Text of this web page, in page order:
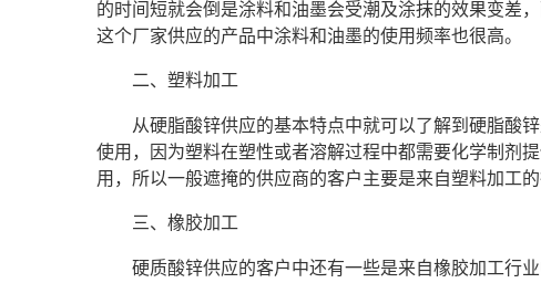
的时间短就会倒是涂料和油墨会受潮及涂抹的效果变差
这个厂家供应的产品中涂料和油墨的使用频率也很高。
二、塑料加工
从硬脂酸锌供应的基本特点中就可以了解到硬脂酸
使用，因为塑料在塑性或者溶解过程中都需要化学制剂
用，所以一般遮掩的供应商的客户主要是来自塑料加工
三、橡胶加工
硬质酸锌供应的客户中还有一些是来自橡胶加工行